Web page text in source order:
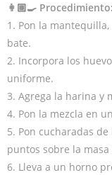
👩🏽‍🍳 Procedimiento:
1. Pon la
bate.
2. Incorpora los
uniforme.
3. Agrega la harina y
4. Pon la mezcla en
5. Pon cucharadas
puntos sobre la
6. Lleva a un horno